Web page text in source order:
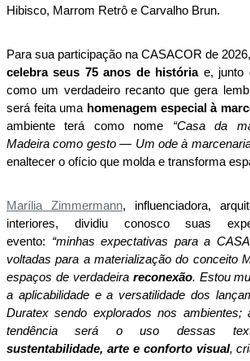
Hibisco, Marrom Retrô e Carvalho Brun.​
Para sua participação na CASACOR de 2026,
celebra seus 75 anos de história e, junto
como um verdadeiro recanto que gera
será feita uma homenagem especial à
ambiente terá como nome “Casa da
Madeira como gesto — Um ode à
enaltecer o ofício que molda e transforma
Marília Zimmermann, influenciadora,
interiores, dividiu conosco suas
evento: “minhas expectativas para a
voltadas para a materialização do conceito
espaços de verdadeira reconexão. Estou
a aplicabilidade e a versatilidade dos
Duratex sendo explorados nos ambientes;
tendência será o uso dessas
sustentabilidade, arte e conforto visual,